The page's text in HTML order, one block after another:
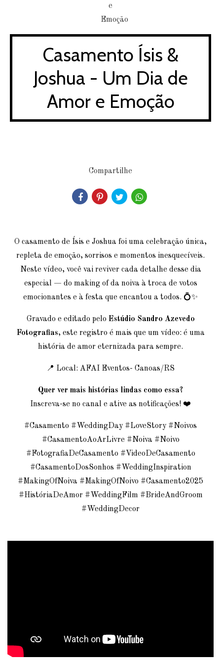
Casamento Ísis &
Joshua - Um Dia de
Amor e Emoção
Compartilhe
O casamento de Ísis e Joshua foi uma celebração única,
repleta de emoção, sorrisos e momentos inesquecíveis.
Neste vídeo, você vai reviver cada detalhe desse dia
especial — do making of da noiva à troca de votos
emocionantes e à festa que encantou a todos. 💍✨
Gravado e editado pelo Estúdio Sandro Azevedo
Fotografias, este registro é mais que um vídeo: é uma
história de amor eternizada para sempre.
📍 Local: AFAI Eventos- Canoas/RS
Quer ver mais histórias lindas como essa?
Inscreva-se no canal e ative as notificações! ❤️
#Casamento #WeddingDay #LoveStory #Noivos
#CasamentoAoArLivre #Noiva #Noivo
#FotografiaDeCasamento #VideoDeCasamento
#CasamentoDosSonhos #WeddingInspiration
#MakingOfNoiva #MakingOfNoivo #Casamento2025
#HistóriaDeAmor #WeddingFilm #BrideAndGroom
#WeddingDecor